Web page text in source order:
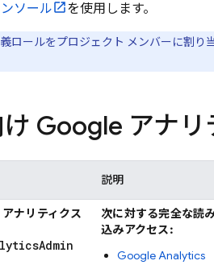
ソール を使用します。
ロールをプロジェクト メンバーに割り
Google アナ
説明
ナリティクス
Admin
次に対する完全な読
込みアクセス:
Google Analytics